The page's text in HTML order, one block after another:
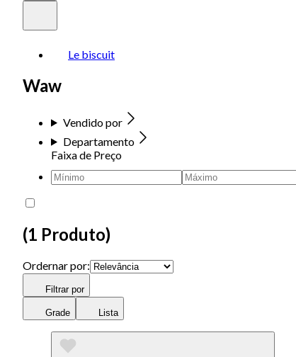
Le biscuit
Waw
Vendido por
Departamento
Faixa de Preço
(1 Produto)
Ordernar por:
Filtrar por
Grade Lista